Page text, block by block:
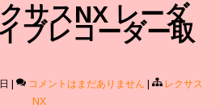
サスNX レーダ
ブレコーダー取
コメントはまだありません
レクサス
NX